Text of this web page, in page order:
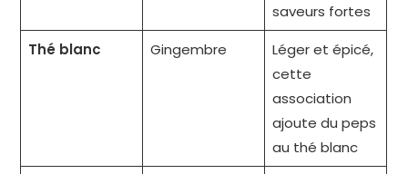
saveurs fortes
Thé blanc
Gingembre
Léger et épicé,
cette
association
ajoute du peps
au thé blanc